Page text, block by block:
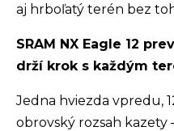
aj hrboľatý terén bez
SRAM NX Eagle 12
drží krok s každým
Jedna hviezda vpredu,
obrovský rozsah kazety